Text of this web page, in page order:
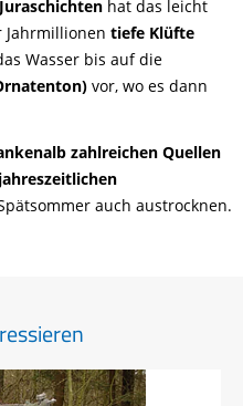
hat das leicht
Jahrmillionen tiefe Klüfte
Wasser bis auf die
vor, wo es dann
zahlreichen Quellen
auch austrocknen.